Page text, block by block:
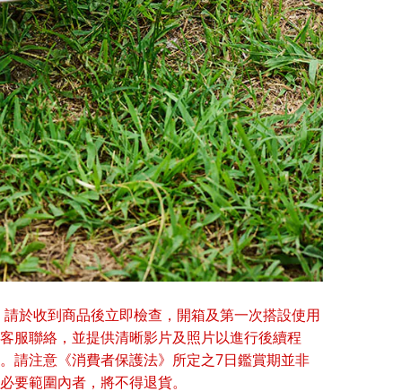
於收到商品後立即檢查，開箱及第一次搭設使用
服聯絡，並提供清晰影片及照片以進行後續程
請注意《消費者保護法》所定之7日鑑賞期並非
要範圍內者，將不得退貨。